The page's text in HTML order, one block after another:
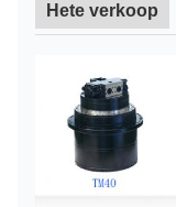
Hete verkoop